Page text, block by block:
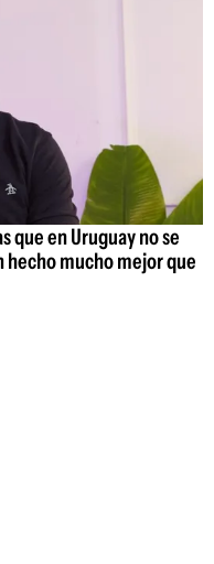
que en Uruguay no se
mucho mejor que